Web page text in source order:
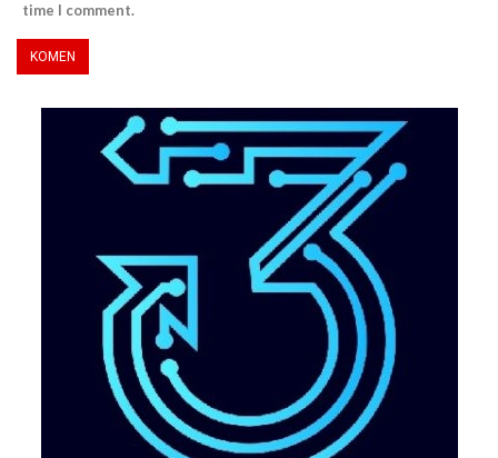
time I comment.